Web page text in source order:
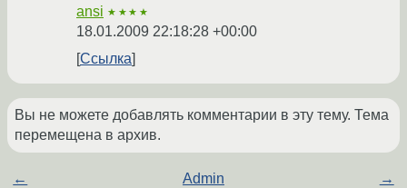
ansi ★★★★
18.01.2009 22:18:28 +00:00
Ссылка
Вы не можете добавлять комментарии в эту тему. Тема
перемещена в архив.
← Admin →